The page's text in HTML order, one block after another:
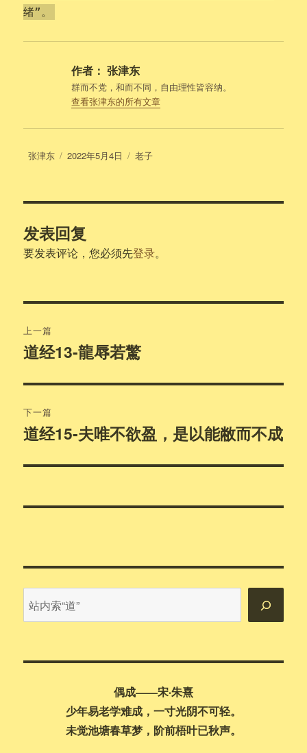
绪”。
作者： 张津东
群而不党，和而不同，自由理性皆容纳。
查看张津东的所有文章
作
张津东
发
2022年5月4日
分
老子
发表回复
要发表评论，您必须先登录。
章
航
上一篇
上
文
章：
道经13-龍辱若驚
下一篇
下
文
道经15-夫唯不欲盈，是以能敝而不成
内
偶成——宋·朱熹
少年易老学难成，一寸光阴不可轻。
未觉池塘春草梦，阶前梧叶已秋声。